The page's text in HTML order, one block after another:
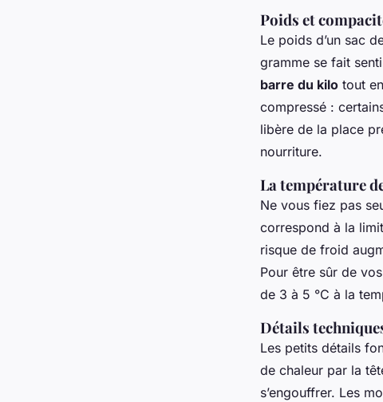
Poids et
Le poids d’un sac
gramme se fait
barre du kilo tout
compressé :
libère de la place
nourriture.
La température
Ne vous fiez pas
correspond à la
risque de froid
Pour être sûr de
de 3 à 5 °C à la
Détails
Les petits détails
de chaleur par la
s’engouffrer. Les